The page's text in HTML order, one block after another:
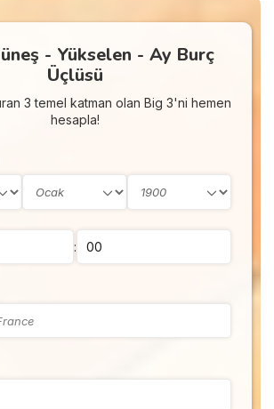
- Yükselen - Ay Burç
Üçlüsü
3 temel katman olan Big 3'ni hemen
hesapla!
: